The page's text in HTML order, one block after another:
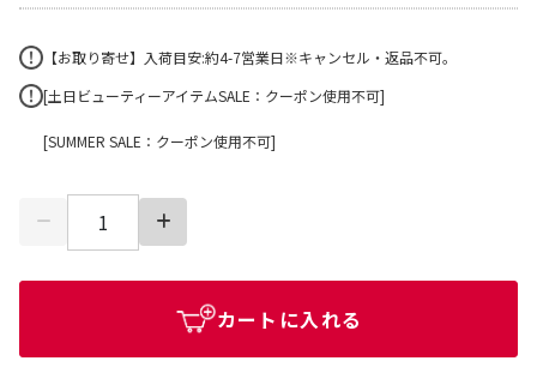
【お取り寄せ】入荷目安:約4-7営業日※キャンセル・返品不可。
[土日ビューティーアイテムSALE：クーポン使用不可]
[SUMMER SALE：クーポン使用不可]
カートに入れる